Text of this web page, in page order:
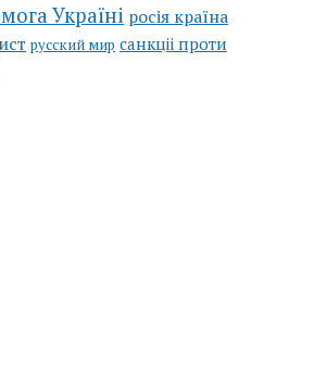
Україні росія країна
русский мир санкціі проти